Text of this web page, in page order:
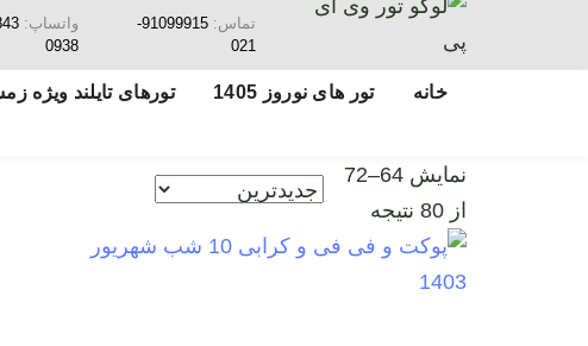
تماس:
91099915-
021
واتساپ:
0938
خانه تور های نوروز 1405 تورهای تایلند ویژه
نمایش 64–72
از 80 نتیجه